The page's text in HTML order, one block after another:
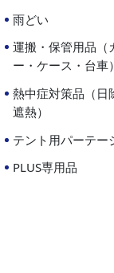
雨どい
運搬・保管用品（
ー・ケース・台車）
熱中症対策品（日
遮熱）
テント用パーテー
PLUS専用品